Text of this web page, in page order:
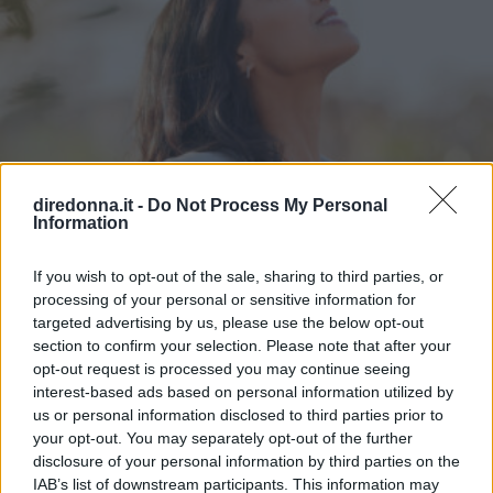
diredonna.it - Do Not Process My Personal
Information
If you wish to opt-out of the sale, sharing to third parties, or
processing of your personal or sensitive information for
targeted advertising by us, please use the below opt-out
section to confirm your selection. Please note that after your
opt-out request is processed you may continue seeing
interest-based ads based on personal information utilized by
us or personal information disclosed to third parties prior to
your opt-out. You may separately opt-out of the further
disclosure of your personal information by third parties on the
IAB’s list of downstream participants. This information may
ATTUALITÀ
Frasi sulla libertà: le più belle da